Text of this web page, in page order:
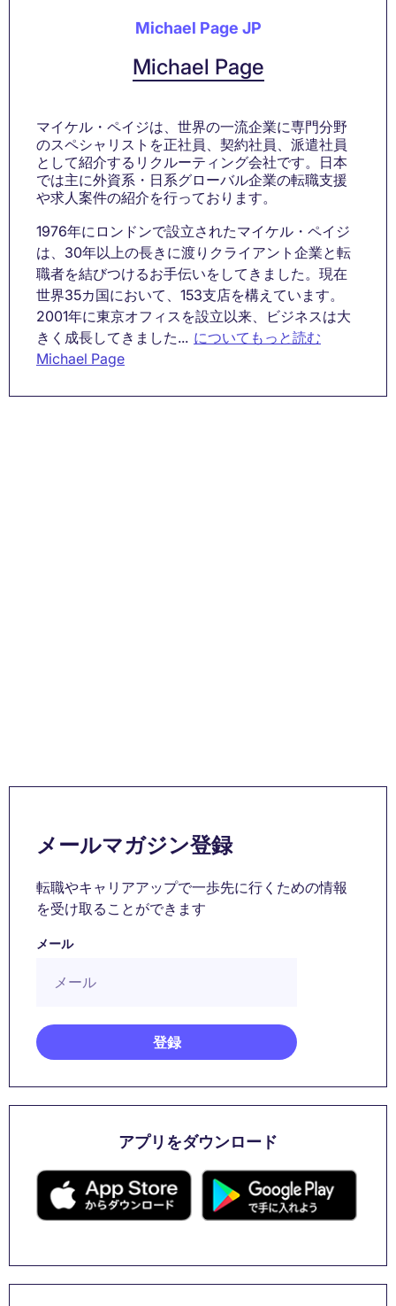
Michael Page JP
Michael Page
マイケル・ペイジは、世界の一流企業に専門分野
のスペシャリストを正社員、契約社員、派遣社員
として紹介するリクルーティング会社です。日本
では主に外資系・日系グローバル企業の転職支援
や求人案件の紹介を行っております。
1976年にロンドンで設立されたマイケル・ペイジ
は、30年以上の長きに渡りクライアント企業と転
職者を結びつけるお手伝いをしてきました。現在
世界35カ国において、153支店を構えています。
2001年に東京オフィスを設立以来、ビジネスは大
きく成長してきました... についてもっと読む
Michael Page
メールマガジン登録
転職やキャリアアップで一歩先に行くための情報
を受け取ることができます
メール
アプリをダウンロード